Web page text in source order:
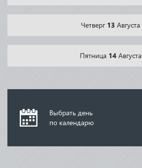
Четверг 13 Августа
Пятница14 Августа
Выбрать день
по календарю